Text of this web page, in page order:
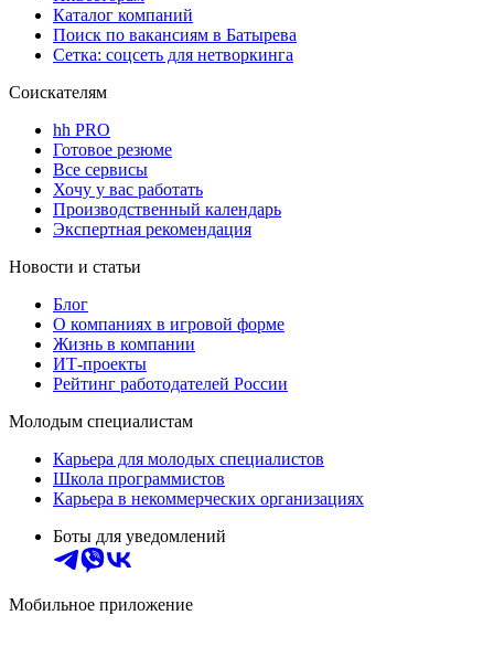
Каталог компаний
Поиск по вакансиям в Батырева
Сетка: соцсеть для нетворкинга
Соискателям
hh PRO
Готовое резюме
Все сервисы
Хочу у вас работать
Производственный календарь
Экспертная рекомендация
Новости и статьи
Блог
О компаниях в игровой форме
Жизнь в компании
ИТ-проекты
Рейтинг работодателей России
Молодым специалистам
Карьера для молодых специалистов
Школа программистов
Карьера в некоммерческих организациях
Боты для уведомлений
Мобильное приложение